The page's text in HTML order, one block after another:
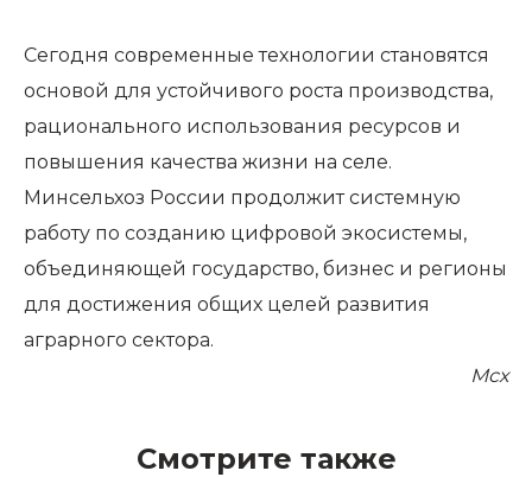
Сегодня современные технологии становятся
основой для устойчивого роста производства,
рационального использования ресурсов и
повышения качества жизни на селе.
Минсельхоз России продолжит системную
работу по созданию цифровой экосистемы,
объединяющей государство, бизнес и регионы
для достижения общих целей развития
аграрного сектора.
Мсх
Смотрите также